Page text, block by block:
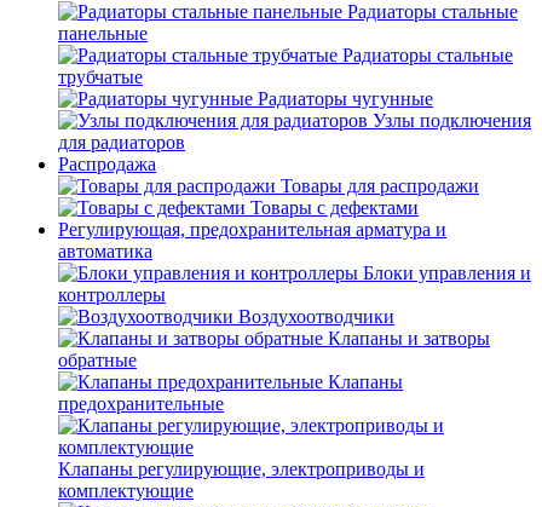
Радиаторы стальные
панельные
Радиаторы стальные
трубчатые
Радиаторы чугунные
Узлы подключения
для радиаторов
Распродажа
Товары для распродажи
Товары с дефектами
Регулирующая, предохранительная арматура и
автоматика
Блоки управления и
контроллеры
Воздухоотводчики
Клапаны и затворы
обратные
Клапаны
предохранительные
Клапаны регулирующие, электроприводы и
комплектующие